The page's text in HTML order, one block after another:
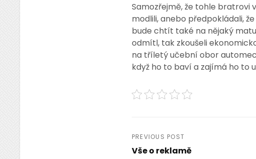
Samozřejmě, že tohle bratrovi
modlili, anebo předpokládali,
bude chtít také na nějaký
odmítl, tak zkoušeli
na tříletý učební obor
když ho to baví a zajímá ho to
Navigace
PREVIOUS POST
Vše o reklamě